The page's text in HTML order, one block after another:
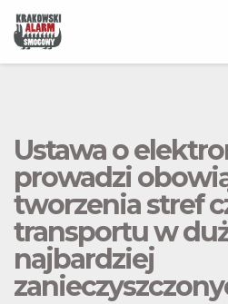
Ustawa o
prowadzi
tworzenia stref
transportu w
najbardziej